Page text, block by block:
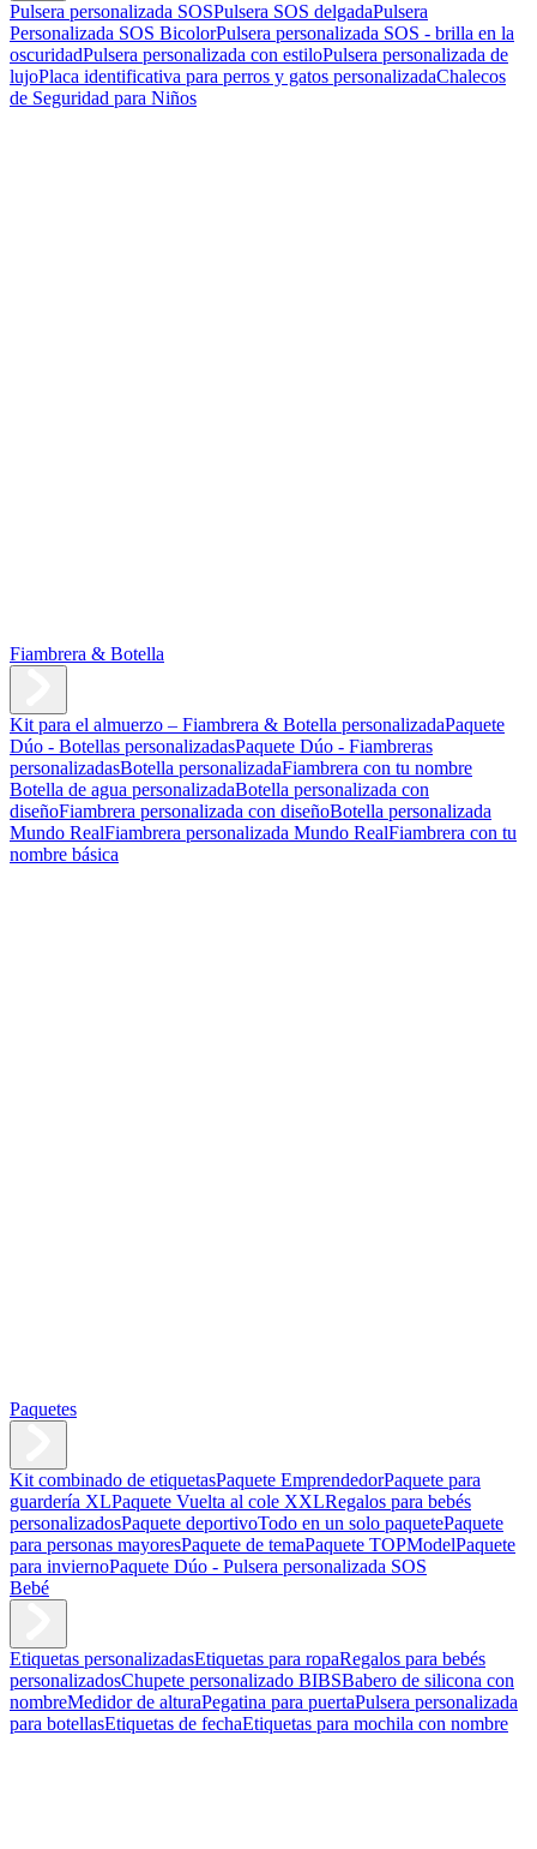
Pulsera personalizada SOSPulsera SOS delgadaPulsera
Personalizada SOS BicolorPulsera personalizada SOS - brilla en la
oscuridadPulsera personalizada con estiloPulsera personalizada de
lujoPlaca identificativa para perros y gatos personalizadaChalecos
de Seguridad para Niños
Fiambrera & Botella
Kit para el almuerzo – Fiambrera & Botella personalizadaPaquete
Dúo - Botellas personalizadasPaquete Dúo - Fiambreras
personalizadasBotella personalizadaFiambrera con tu nombre
Botella de agua personalizadaBotella personalizada con
diseñoFiambrera personalizada con diseñoBotella personalizada
Mundo RealFiambrera personalizada Mundo RealFiambrera con tu
nombre básica
Paquetes
Kit combinado de etiquetasPaquete EmprendedorPaquete para
guardería XLPaquete Vuelta al cole XXLRegalos para bebés
personalizadosPaquete deportivoTodo en un solo paquetePaquete
para personas mayoresPaquete de temaPaquete TOPModelPaquete
para inviernoPaquete Dúo - Pulsera personalizada SOS
Bebé
Etiquetas personalizadasEtiquetas para ropaRegalos para bebés
personalizadosChupete personalizado BIBSBabero de silicona con
nombreMedidor de alturaPegatina para puertaPulsera personalizada
para botellasEtiquetas de fechaEtiquetas para mochila con nombre